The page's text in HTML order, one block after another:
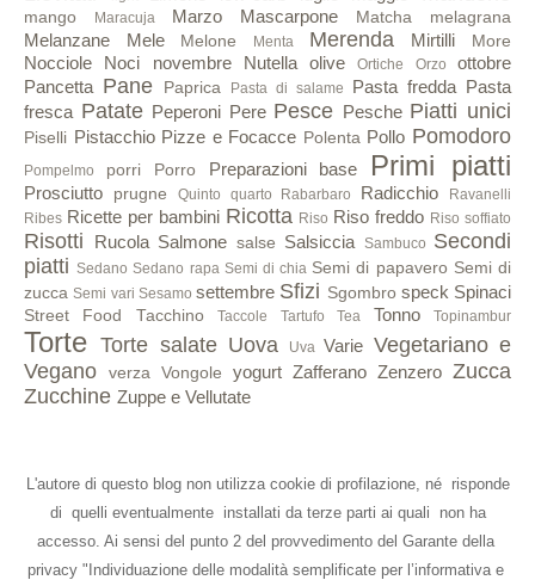
mango Maracuja Marzo Mascarpone Matcha melagrana
Melanzane Mele Melone Menta Merenda Mirtilli More
Nocciole Noci novembre Nutella olive Ortiche Orzo
ottobre
Pancetta Pane Paprica Pasta di salame Pasta fredda Pasta
fresca Patate Peperoni Pere Pesce Pesche Piatti unici
Piselli Pistacchio Pizze e Focacce Polenta Pollo Pomodoro
Pompelmo porri Porro Preparazioni base Primi piatti
Prosciutto prugne Quinto quarto Rabarbaro Radicchio
Ravanelli
Ribes Ricette per bambini Ricotta Riso Riso freddo Riso soffiato
Risotti Rucola Salmone salse Salsiccia Sambuco Secondi
piatti Sedano Sedano rapa Semi di chia Semi di papavero Semi di
zucca Semi vari Sesamo settembre Sfizi Sgombro speck Spinaci
Street Food Tacchino Taccole Tartufo Tea Tonno Topinambur
Torte Torte salate Uova Uva Varie Vegetariano e
Vegano
verza Vongole yogurt Zafferano Zenzero Zucca
Zucchine Zuppe e Vellutate
L'autore di questo blog non utilizza cookie di profilazione, né risponde
di quelli eventualmente installati da terze parti ai quali non ha
accesso. Ai sensi del punto 2 del provvedimento del Garante della
privacy "Individuazione delle modalità semplificate per l’informativa e